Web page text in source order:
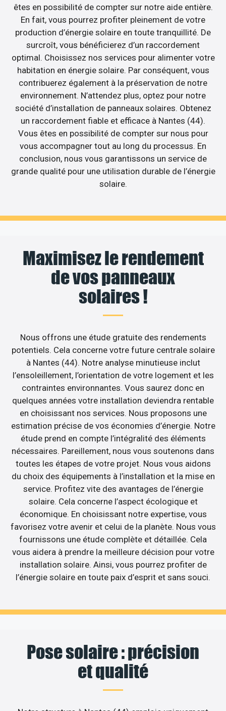
êtes en possibilité de compter sur notre aide entière.
En fait, vous pourrez profiter pleinement de votre
production d’énergie solaire en toute tranquillité. De
surcroît, vous bénéficierez d’un raccordement
optimal. Choisissez nos services pour alimenter votre
habitation en énergie solaire. Par conséquent, vous
contribuerez également à la préservation de notre
environnement. N’attendez plus, optez pour notre
société d’installation de panneaux solaires. Obtenez
un raccordement fiable et efficace à Nantes (44).
Vous êtes en possibilité de compter sur nous pour
vous accompagner tout au long du processus. En
conclusion, nous vous garantissons un service de
grande qualité pour une utilisation durable de l’énergie
solaire.
Maximisez le rendement
de vos panneaux
solaires !
Nous offrons une étude gratuite des rendements
potentiels. Cela concerne votre future centrale solaire
à Nantes (44). Notre analyse minutieuse inclut
l’ensoleillement, l’orientation de votre logement et les
contraintes environnantes. Vous saurez donc en
quelques années votre installation deviendra rentable
en choisissant nos services. Nous proposons une
estimation précise de vos économies d’énergie. Notre
étude prend en compte l’intégralité des éléments
nécessaires. Pareillement, nous vous soutenons dans
toutes les étapes de votre projet. Nous vous aidons
du choix des équipements à l’installation et la mise en
service. Profitez vite des avantages de l’énergie
solaire. Cela concerne l’aspect écologique et
économique. En choisissant notre expertise, vous
favorisez votre avenir et celui de la planète. Nous vous
fournissons une étude complète et détaillée. Cela
vous aidera à prendre la meilleure décision pour votre
installation solaire. Ainsi, vous pourrez profiter de
l’énergie solaire en toute paix d’esprit et sans souci.
Pose solaire : précision
et qualité